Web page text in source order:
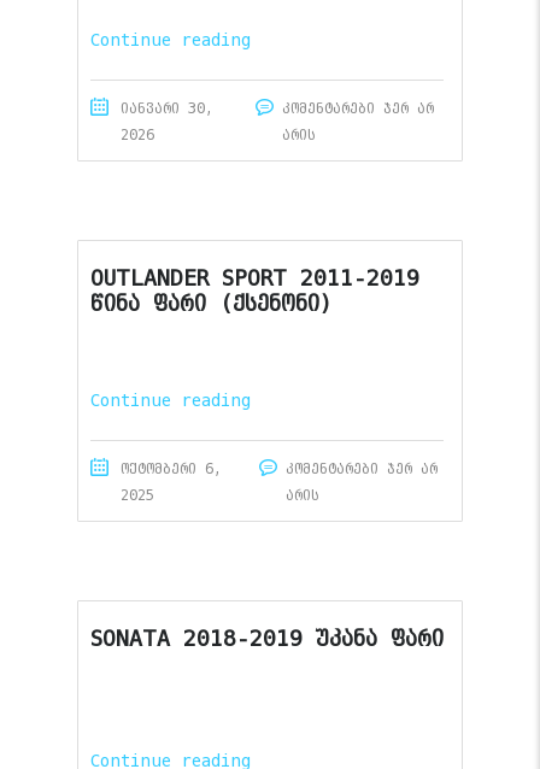
Continue reading
იანვარი 30,
2026
კომენტარები ჯერ არ
არის
OUTLANDER SPORT 2011-2019
წინა ფარი (ქსენონი)
Continue reading
ოქტომბერი 6,
2025
კომენტარები ჯერ არ
არის
SONATA 2018-2019 უკანა ფარი
Continue reading